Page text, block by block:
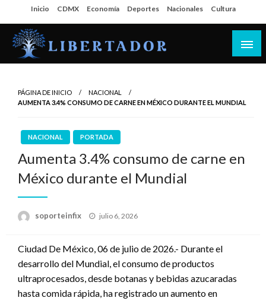
al
contenido
Inicio CDMX Economía Deportes Nacionales Cultura
PÁGINA DE INICIO
NACIONAL
AUMENTA 3.4% CONSUMO DE CARNE EN MÉXICO DURANTE EL MUNDIAL
NACIONAL PORTADA
Aumenta 3.4% consumo de carne en
México durante el Mundial
soporteinfix
Publicado
julio 6, 2026
Ciudad De México, 06 de julio de 2026.- Durante el
desarrollo del Mundial, el consumo de productos
ultraprocesados, desde botanas y bebidas azucaradas
hasta comida rápida, ha registrado un aumento en